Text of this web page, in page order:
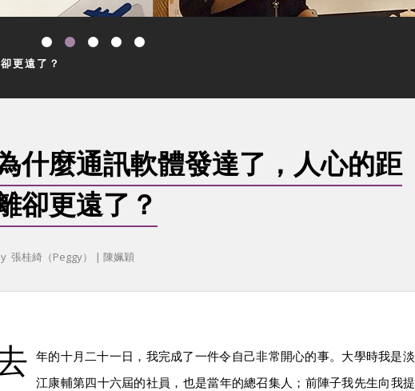
更遠了？
什麼通訊軟體發達了，人心的距
卻更遠了？
張桂綺（Peggy） | 陳姵穎
年的十月二十一日，我完成了一件令自己非常開心的事。大學時我是淡
江康輔第四十六屆的社員，也是當年的總召集人；前陣子我先生向我提